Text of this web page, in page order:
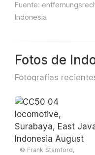
Fuente:
Indonesia
Fotos de
Fotografías
© Frank Stamford,